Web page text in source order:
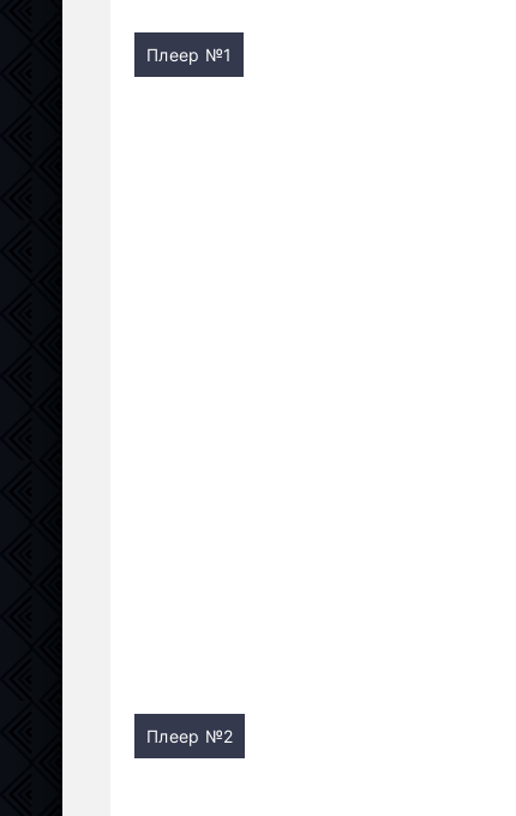
Плеер №1
Плеер №2